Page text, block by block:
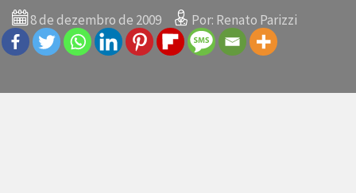
8 de dezembro de 2009 Por: Renato Parizzi